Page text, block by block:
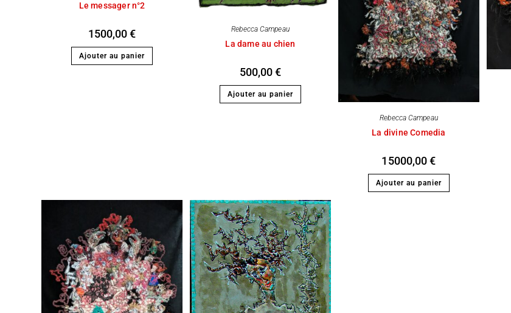
Le messager n°2
1500,00€
Ajouter au panier
Rebecca Campeau
La dame au chien
500,00€
Ajouter au panier
Rebecca Campeau
La divine Comedia
15000,00€
Ajouter au panier